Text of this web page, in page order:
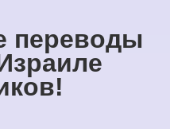
переводы